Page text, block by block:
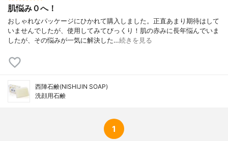
肌悩み０へ！
おしゃれなパッケージにひかれて購入しました。正直あまり期待はして
いませんでしたが、使用してみてびっくり！肌の赤みに長年悩んでいま
したが、その悩みが一気に解決した…続きを見る
西陣石鹸(NISHIJIN SOAP)
洗顔用石鹸
1